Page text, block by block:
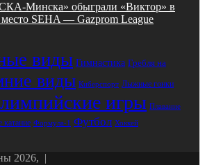
обыграли «Виктор» в
место SEHA — Gazprom League
виды Гимнастика Гребля на
виды Киберспорт Лыжные гонки
игры Плавание
катание Формула-1 Футбол Хоккей
2026, |